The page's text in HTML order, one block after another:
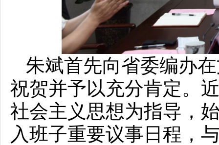
朱斌首先向省委编办
祝贺并予以充分肯定。
社会主义思想为指导，
入班子重要议事日程，